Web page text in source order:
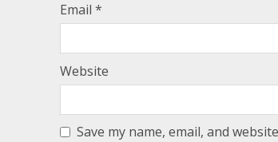
Email *
Website
Save my name, email, and